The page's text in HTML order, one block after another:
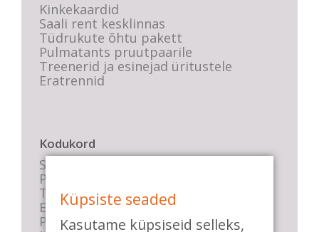
Kinkekaardid
Saali rent kesklinnas
Tüdrukute õhtu pakett
Pulmatants pruutpaarile
Treenerid ja esinejad üritustele
Eratrennid
Kodukord
Stuudio sisekord
Privaatsustingimused
Tasemete kirjeldused
E-poe tingimused
Parkimise info
Küpsiste seaded
Kasutame küpsiseid selleks,